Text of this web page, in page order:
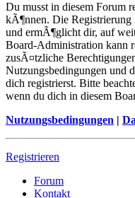
Du musst in diesem Forum
kÃ¶nnen. Die
und ermÃ¶glicht dir, auf
Board-Administration kann
zusÃ¤tzliche
Nutzungsbedingungen und
dich registrierst. Bitte
wenn du dich in diesem
Nutzungsbedingungen |
Registrieren
Forum
Kontakt